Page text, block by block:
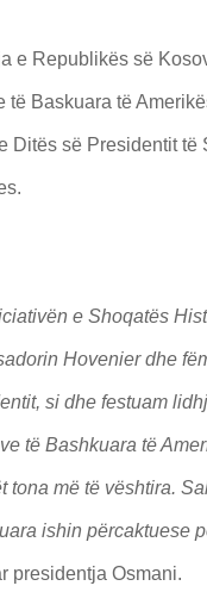
e Republikës së
të Baskuara të
Ditës së Presidentit të
e Shoqatës
Hovenier dhe
si dhe festuam
të Bashkuara të
tona më të vështira.
ishin përcaktuese
presidentja Osmani.